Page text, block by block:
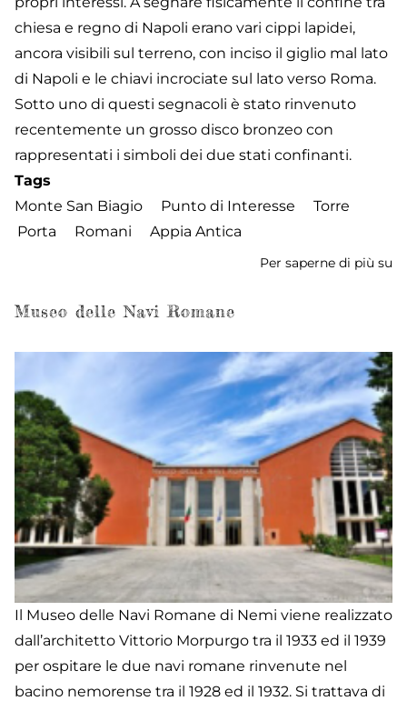
chiesa e regno di Napoli erano vari cippi lapidei,
ancora visibili sul terreno, con inciso il giglio mal lato
di Napoli e le chiavi incrociate sul lato verso Roma.
Sotto uno di questi segnacoli è stato rinvenuto
recentemente un grosso disco bronzeo con
rappresentati i simboli dei due stati confinanti.
Tags
Monte San Biagio
Punto di Interesse
Torre
Porta
Romani Appia Antica
Per saperne di più su
Museo delle Navi Romane
Il Museo delle Navi Romane di Nemi viene realizzato
dall’architetto Vittorio Morpurgo tra il 1933 ed il 1939
per ospitare le due navi romane rinvenute nel
bacino nemorense tra il 1928 ed il 1932. Si trattava di